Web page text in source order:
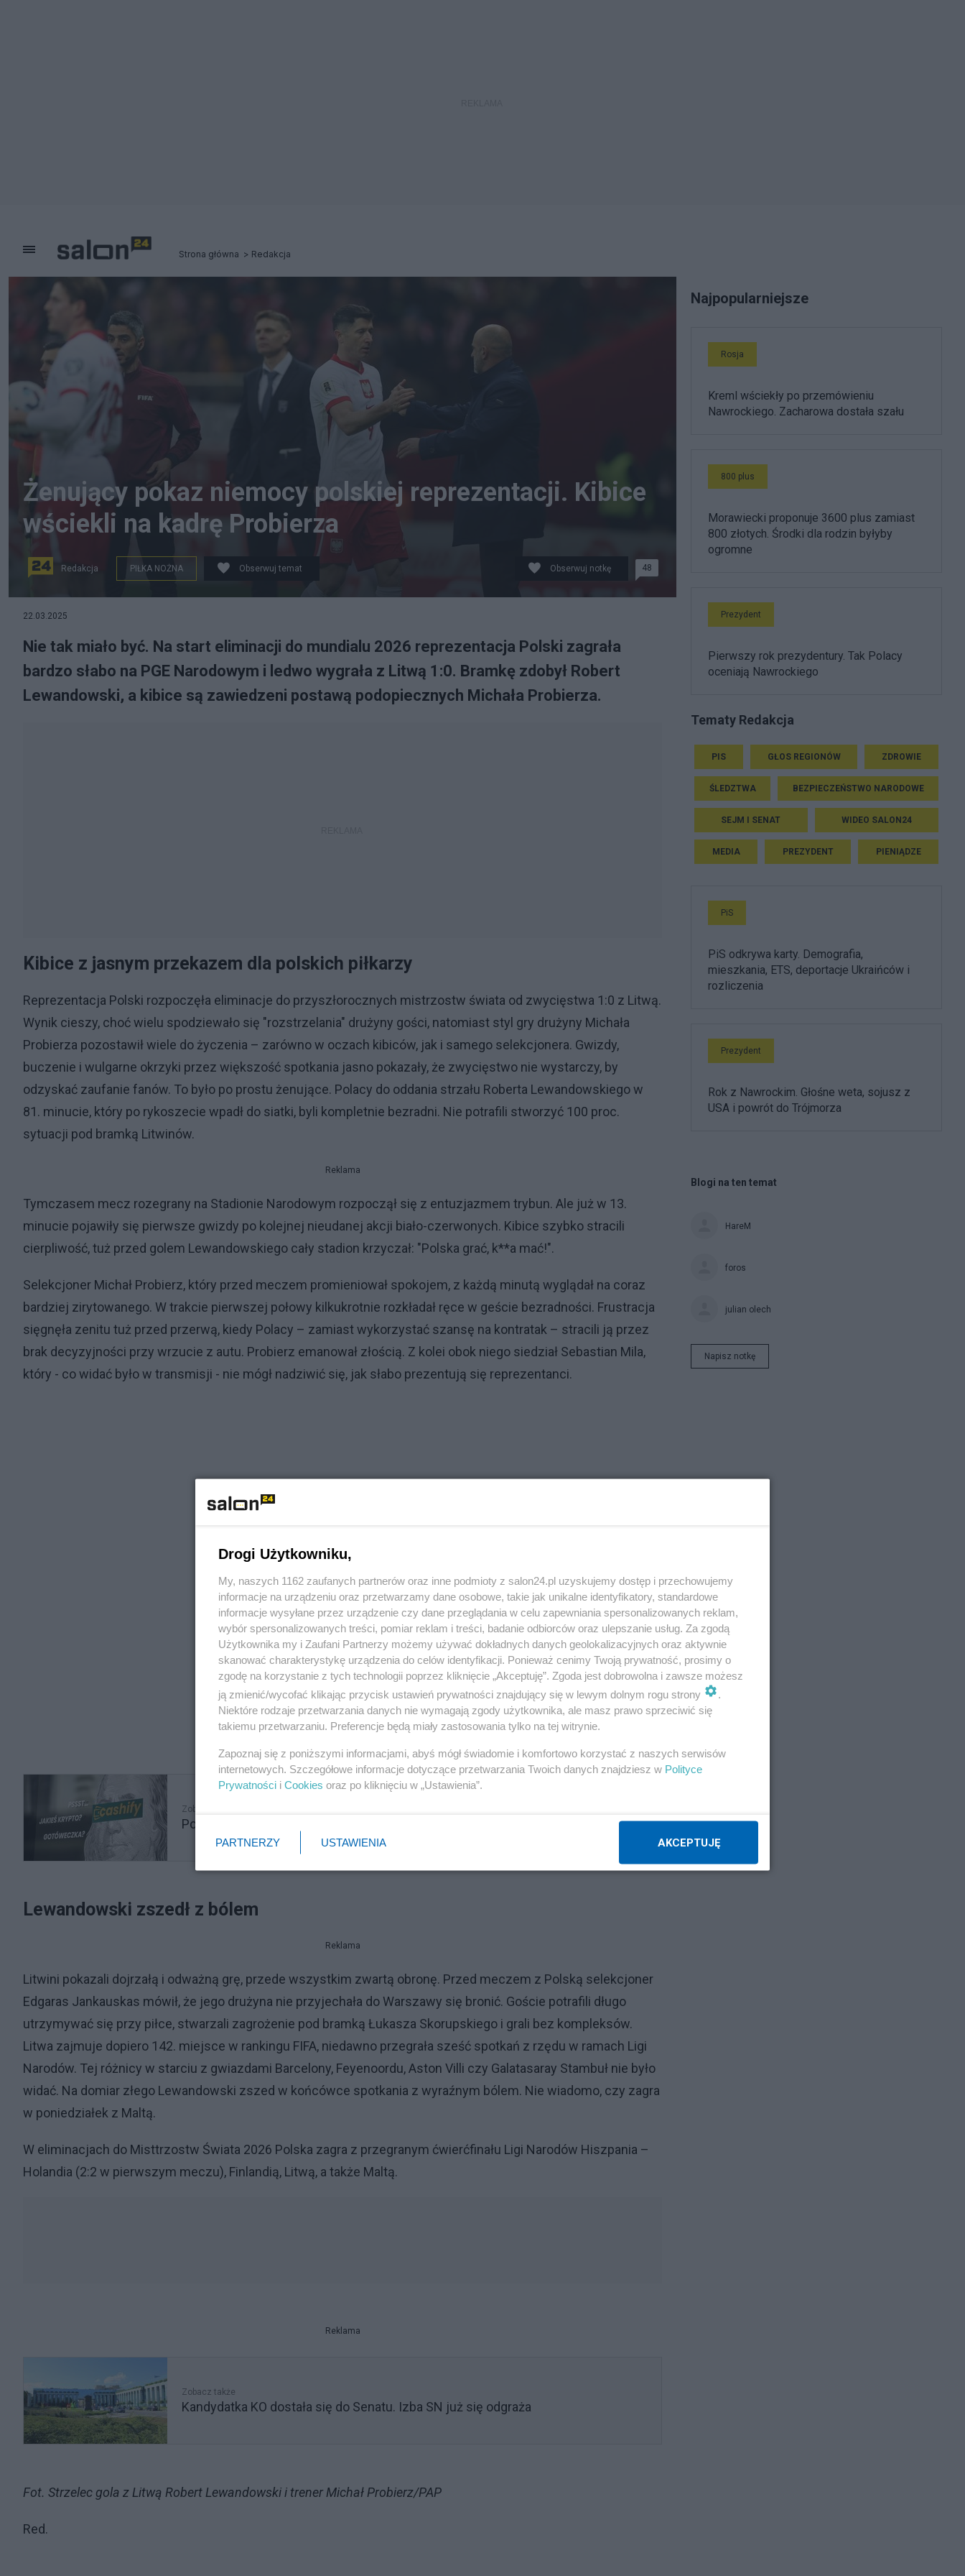
Strona główna Redakcja
Żenujący pokaz niemocy polskiej reprezentacji. Kibice
wściekli na kadrę Probierza
Redakcja PIŁKA NOŻNA Obserwuj temat Obserwuj notkę 48
22.03.2025
Nie tak miało być. Na start eliminacji do mundialu 2026 reprezentacja Polski zagrała
bardzo słabo na PGE Narodowym i ledwo wygrała z Litwą 1:0. Bramkę zdobył Robert
Lewandowski, a kibice są zawiedzeni postawą podopiecznych Michała Probierza.
Kibice z jasnym przekazem dla polskich piłkarzy
Reprezentacja Polski rozpoczęła eliminacje do przyszłorocznych mistrzostw świata od zwycięstwa 1:0 z Litwą.
Wynik cieszy, choć wielu spodziewało się "rozstrzelania" drużyny gości, natomiast styl gry drużyny Michała
Probierza pozostawił wiele do życzenia – zarówno w oczach kibiców, jak i samego selekcjonera. Gwizdy,
buczenie i wulgarne okrzyki przez większość spotkania jasno pokazały, że zwycięstwo nie wystarczy, by
odzyskać zaufanie fanów. To było po prostu żenujące. Polacy do oddania strzału Roberta Lewandowskiego w
81. minucie, który po rykoszecie wpadł do siatki, byli kompletnie bezradni. Nie potrafili stworzyć 100 proc.
sytuacji pod bramką Litwinów.
Reklama
Tymczasem mecz rozegrany na Stadionie Narodowym rozpoczął się z entuzjazmem trybun. Ale już w 13.
minucie pojawiły się pierwsze gwizdy po kolejnej nieudanej akcji biało-czerwonych. Kibice szybko stracili
cierpliwość, tuż przed golem Lewandowskiego cały stadion krzyczał: "Polska grać, k**a mać!".
Selekcjoner Michał Probierz, który przed meczem promieniował spokojem, z każdą minutą wyglądał na coraz
bardziej zirytowanego. W trakcie pierwszej połowy kilkukrotnie rozkładał ręce w geście bezradności. Frustracja
sięgnęła zenitu tuż przed przerwą, kiedy Polacy – zamiast wykorzystać szansę na kontratak – stracili ją przez
brak decyzyjności przy wrzucie z autu. Probierz emanował złością. Z kolei obok niego siedział Sebastian Mila,
który - co widać było w transmisji - nie mógł nadziwić się, jak słabo prezentują się reprezentanci.
Zobacz także
Potężny cios dla rynku kryptowalut. Do likwidacji nawet 90 procent
Lewandowski zszedł z bólem
Reklama
Litwini pokazali dojrzałą i odważną grę, przede wszystkim zwartą obronę. Przed meczem z Polską selekcjoner
Edgaras Jankauskas mówił, że jego drużyna nie przyjechała do Warszawy się bronić. Goście potrafili długo
utrzymywać się przy piłce, stwarzali zagrożenie pod bramką Łukasza Skorupskiego i grali bez kompleksów.
Litwa zajmuje dopiero 142. miejsce w rankingu FIFA, niedawno przegrała sześć spotkań z rzędu w ramach Ligi
Narodów. Tej różnicy w starciu z gwiazdami Barcelony, Feyenoordu, Aston Villi czy Galatasaray Stambuł nie było
widać. Na domiar złego Lewandowski zszed w końcówce spotkania z wyraźnym bólem. Nie wiadomo, czy zagra
w poniedziałek z Maltą.
W eliminacjach do Misttrzostw Świata 2026 Polska zagra z przegranym ćwierćfinału Ligi Narodów Hiszpania –
Holandia (2:2 w pierwszym meczu), Finlandią, Litwą, a także Maltą.
Reklama
Zobacz także
Kandydatka KO dostała się do Senatu. Izba SN już się odgraża
Fot. Strzelec gola z Litwą Robert Lewandowski i trener Michał Probierz/PAP
Red.
Najpopularniejsze
Rosja
Kreml wściekły po przemówieniu
Nawrockiego. Zacharowa dostała szału
800 plus
Morawiecki proponuje 3600 plus zamiast
800 złotych. Środki dla rodzin byłyby
ogromne
Prezydent
Pierwszy rok prezydentury. Tak Polacy
oceniają Nawrockiego
Tematy Redakcja
PIS GŁOS REGIONÓW ZDROWIE
ŚLEDZTWA BEZPIECZEŃSTWO NARODOWE
SEJM I SENAT WIDEO SALON24
MEDIA PREZYDENT PIENIĄDZE
PiS
PiS odkrywa karty. Demografia,
mieszkania, ETS, deportacje Ukraińców i
rozliczenia
Prezydent
Rok z Nawrockim. Głośne weta, sojusz z
USA i powrót do Trójmorza
Blogi na ten temat
HareM
foros
julian olech
Napisz notkę
Drogi Użytkowniku,
My, naszych 1162 zaufanych partnerów oraz inne podmioty z salon24.pl uzyskujemy dostęp i przechowujemy
informacje na urządzeniu oraz przetwarzamy dane osobowe, takie jak unikalne identyfikatory, standardowe
informacje wysyłane przez urządzenie czy dane przeglądania w celu zapewniania spersonalizowanych reklam,
wybór spersonalizowanych treści, pomiar reklam i treści, badanie odbiorców oraz ulepszanie usług. Za zgodą
Użytkownika my i Zaufani Partnerzy możemy używać dokładnych danych geolokalizacyjnych oraz aktywnie
skanować charakterystykę urządzenia do celów identyfikacji. Ponieważ cenimy Twoją prywatność, prosimy o
zgodę na korzystanie z tych technologii poprzez kliknięcie „Akceptuję”. Zgoda jest dobrowolna i zawsze możesz
ją zmienić/wycofać klikając przycisk ustawień prywatności znajdujący się w lewym dolnym rogu strony
.
Niektóre rodzaje przetwarzania danych nie wymagają zgody użytkownika, ale masz prawo sprzeciwić się
takiemu przetwarzaniu. Preferencje będą miały zastosowania tylko na tej witrynie.
Zapoznaj się z poniższymi informacjami, abyś mógł świadomie i komfortowo korzystać z naszych serwisów
internetowych. Szczegółowe informacje dotyczące przetwarzania Twoich danych znajdziesz w Polityce
Prywatności i Cookies oraz po kliknięciu w „Ustawienia”.
PARTNERZY USTAWIENIA AKCEPTUJĘ